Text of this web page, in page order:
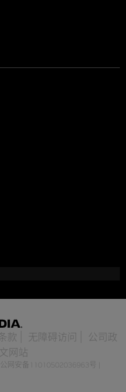
款 无障碍访问
公司政
网站
公网安备11010502036963号